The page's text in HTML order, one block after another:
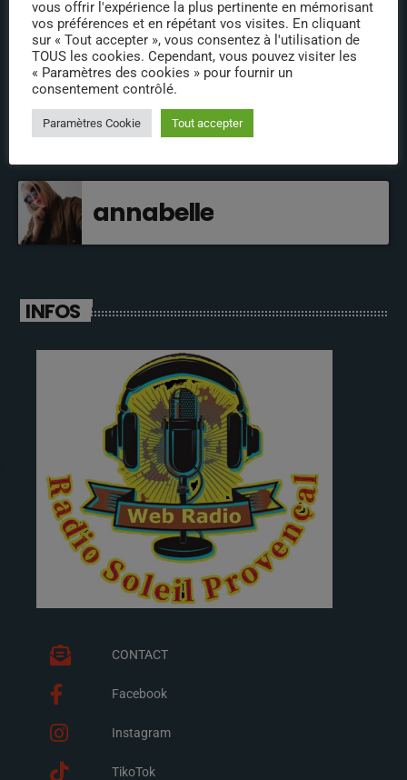
jeremy directeur
fabrice
annabelle
INFOS
CONTACT
Facebook
Instagram
TikoTok
vous offrir l'expérience la plus pertinente en mémorisant
vos préférences et en répétant vos visites. En cliquant
sur « Tout accepter », vous consentez à l'utilisation de
TOUS les cookies. Cependant, vous pouvez visiter les
« Paramètres des cookies » pour fournir un
consentement contrôlé.
Paramètres Cookie Tout accepter